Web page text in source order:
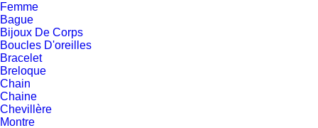
Femme
Bague
Bijoux De Corps
Boucles D'oreilles
Bracelet
Breloque
Chain
Chaine
Chevillère
Montre